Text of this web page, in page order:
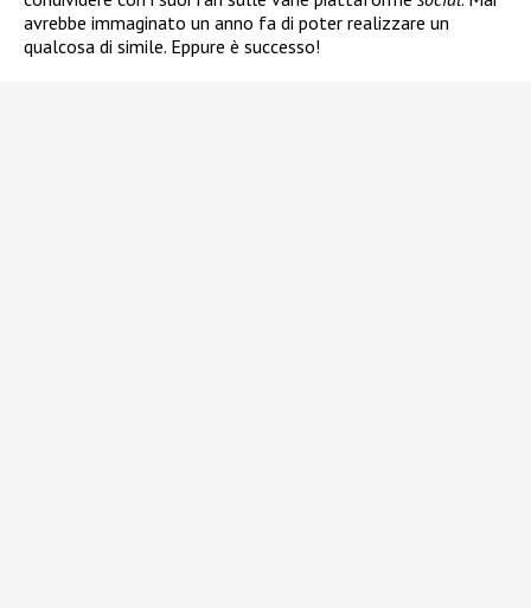
avrebbe immaginato un anno fa di poter realizzare un
qualcosa di simile. Eppure è successo!